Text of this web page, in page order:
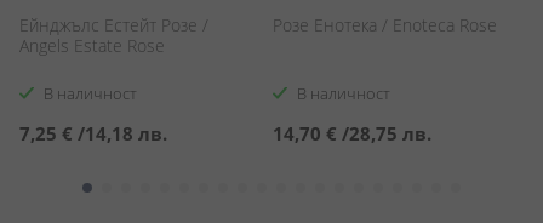
Ейнджълс Естейт Розе /
Angels Estate Rose
В наличност
7,25 € /14,18 лв.
Розе Енотека / Enoteca Rose
В наличност
14,70 € /28,75 лв.